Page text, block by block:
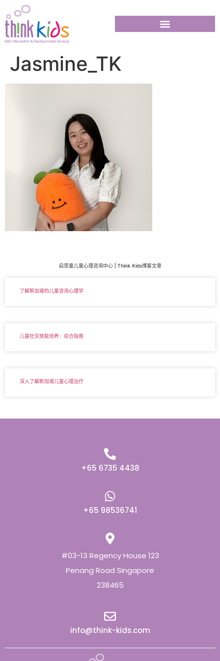
Jasmine_TK
启思童儿童心理咨询中心 | Think Kids博客文章
了解新加坡的儿童咨询心理学
儿童社交技能培养：综合指南
深入了解新加坡儿童心理治疗
+65 6735 4438
+65 98536741
#03-13 Regency House 123
Penang Road Singapore
238465
info@think-kids.com